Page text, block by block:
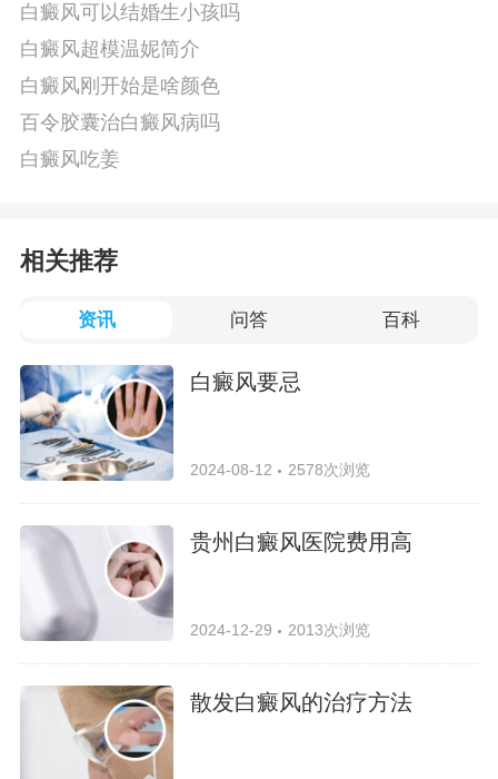
白癜风可以结婚生小孩吗
白癜风超模温妮简介
白癜风刚开始是啥颜色
百令胶囊治白癜风病吗
白癜风吃姜
相关推荐
资讯 问答 百科
白癜风要忌
2024-08-12 2578次浏览
贵州白癜风医院费用高
2024-12-29 2013次浏览
散发白癜风的治疗方法